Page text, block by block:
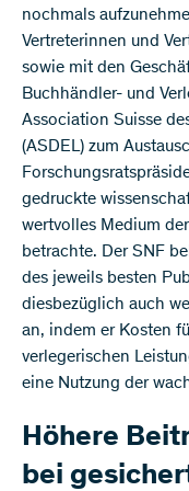
nochmals
Vertreterinnen und
sowie mit den
Buchhändler- und
Association Suisse
(ASDEL) zum
gedruckte
wertvolles Medium
betrachte. Der SNF
des jeweils besten
diesbezüglich auch
an, indem er Kosten
verlegerischen
eine Nutzung der
Höhere
bei